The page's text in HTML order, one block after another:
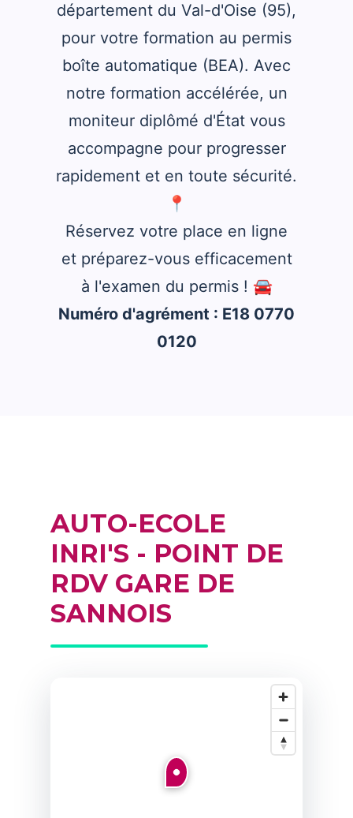
département du Val-d'Oise (95),
pour votre formation au permis
boîte automatique (BEA). Avec
notre formation accélérée, un
moniteur diplômé d'État vous
accompagne pour progresser
rapidement et en toute sécurité.​
📍
Réservez votre place en ligne
et préparez-vous efficacement
à l'examen du permis ! 🚘
Numéro d'agrément : E18 0770
0120
AUTO-ECOLE
INRI'S - POINT DE
RDV GARE DE
SANNOIS